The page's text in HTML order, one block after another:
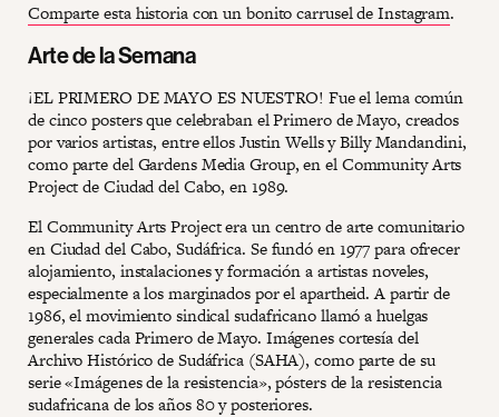
Comparte esta historia con un bonito carrusel de Instagram.
Arte de la Semana
¡EL PRIMERO DE MAYO ES NUESTRO! Fue el lema común
de cinco posters que celebraban el Primero de Mayo, creados
por varios artistas, entre ellos Justin Wells y Billy Mandandini,
como parte del Gardens Media Group, en el Community Arts
Project de Ciudad del Cabo, en 1989.
El Community Arts Project era un centro de arte comunitario
en Ciudad del Cabo, Sudáfrica. Se fundó en 1977 para ofrecer
alojamiento, instalaciones y formación a artistas noveles,
especialmente a los marginados por el apartheid. A partir de
1986, el movimiento sindical sudafricano llamó a huelgas
generales cada Primero de Mayo. Imágenes cortesía del
Archivo Histórico de Sudáfrica (SAHA), como parte de su
serie «Imágenes de la resistencia», pósters de la resistencia
sudafricana de los años 80 y posteriores.